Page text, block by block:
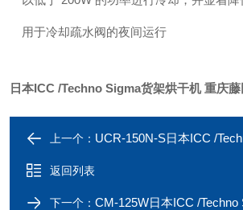
用于冷却疏水阀的夜间运行
日本ICC /Techno Sigma货架烘干机 重庆藤
上一个： UCR-150N-S日本ICC /Techno Sigma
返回列表
下一个： CM-125W日本ICC /Techno